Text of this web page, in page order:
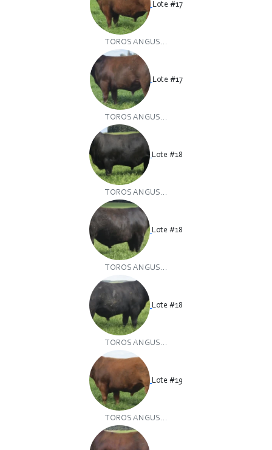
Lote #17
TOROS ANGUS...
Lote #17
TOROS ANGUS...
Lote #18
TOROS ANGUS...
Lote #18
TOROS ANGUS...
Lote #18
TOROS ANGUS...
Lote #19
TOROS ANGUS...